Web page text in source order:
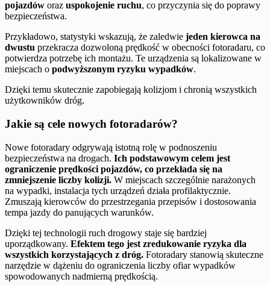
pojazdów oraz uspokojenie ruchu, co przyczynia się do poprawy
bezpieczeństwa.
Przykładowo, statystyki wskazują, że zaledwie jeden kierowca na
dwustu przekracza dozwoloną prędkość w obecności fotoradaru, co
potwierdza potrzebę ich montażu. Te urządzenia są lokalizowane w
miejscach o podwyższonym ryzyku wypadków.
Dzięki temu skutecznie zapobiegają kolizjom i chronią wszystkich
użytkowników dróg.
Jakie są cele nowych fotoradarów?
Nowe fotoradary odgrywają istotną rolę w podnoszeniu
bezpieczeństwa na drogach. Ich podstawowym celem jest
ograniczenie prędkości pojazdów, co przekłada się na
zmniejszenie liczby kolizji. W miejscach szczególnie narażonych
na wypadki, instalacja tych urządzeń działa profilaktycznie.
Zmuszają kierowców do przestrzegania przepisów i dostosowania
tempa jazdy do panujących warunków.
Dzięki tej technologii ruch drogowy staje się bardziej
uporządkowany. Efektem tego jest zredukowanie ryzyka dla
wszystkich korzystających z dróg. Fotoradary stanowią skuteczne
narzędzie w dążeniu do ograniczenia liczby ofiar wypadków
spowodowanych nadmierną prędkością.